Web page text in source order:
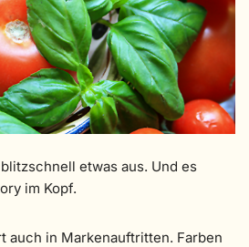
etwas aus. Und es
im Kopf.
auch in Markenauftritten. Farben